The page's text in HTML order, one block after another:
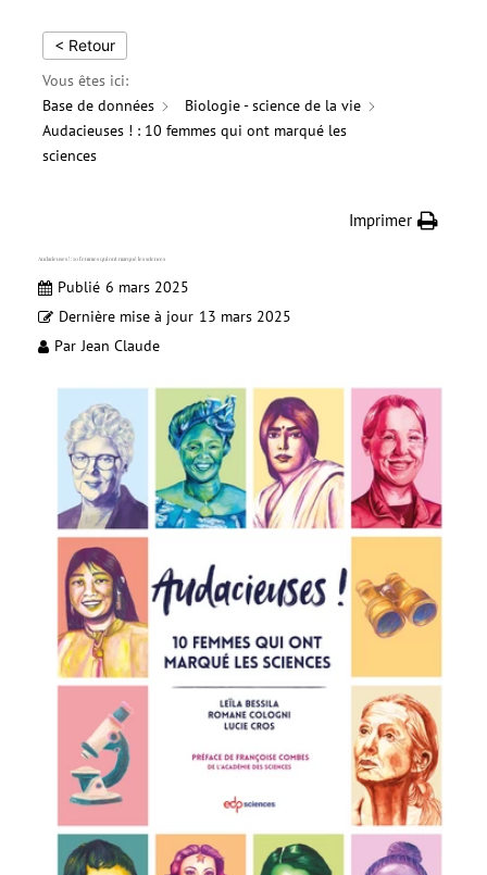
< Retour
Vous êtes ici:
Base de données
Biologie - science de la vie
Audacieuses ! : 10 femmes qui ont marqué les
sciences
Imprimer
Audacieuses ! : 10 femmes qui ont marqué les sciences
Publié 6 mars 2025
Dernière mise à jour 13 mars 2025
Par Jean Claude